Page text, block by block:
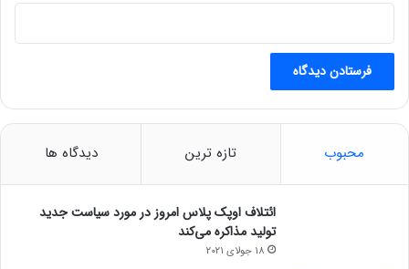
ل
محبوب تازه ترین دیدگاه ها
ائتلاف اوپک پلاس امروز در مورد سیاست جدید
تولید مذاکره می‌کند
18 جولای 2021